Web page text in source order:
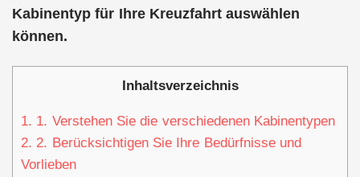
Kabinentyp für Ihre Kreuzfahrt auswählen
können.
Inhaltsverzeichnis
1. 1. Verstehen Sie die verschiedenen Kabinentypen
2. 2. Berücksichtigen Sie Ihre Bedürfnisse und
Vorlieben